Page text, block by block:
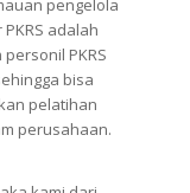
pengelola
adalah
PKRS
bisa
pelatihan
perusahaan.